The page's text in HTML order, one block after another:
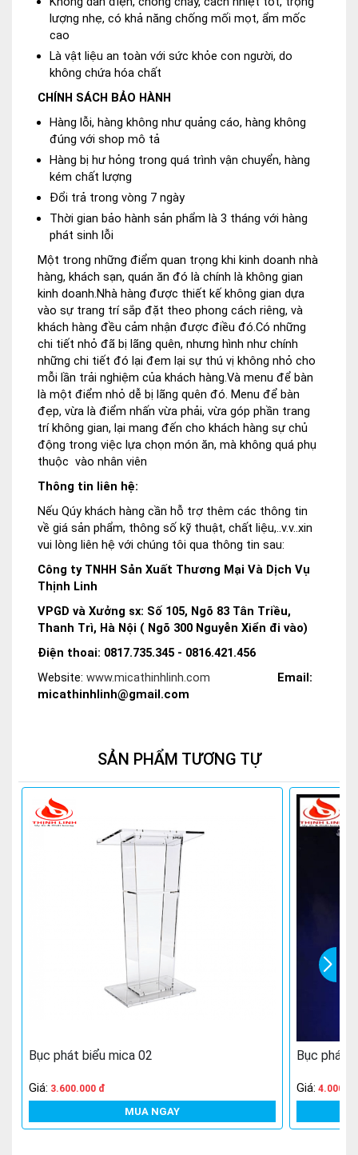
lượng nhẹ, có khả năng chống mối mọt, ẩm mốc
cao
Là vật liệu an toàn với sức khỏe con người, do
không chứa hóa chất
CHÍNH SÁCH BẢO HÀNH
Hàng lỗi, hàng không như quảng cáo, hàng không
đúng với shop mô tả
Hàng bị hư hỏng trong quá trình vận chuyển, hàng
kém chất lượng
Đổi trả trong vòng 7 ngày
Thời gian bảo hành sản phẩm là 3 tháng với hàng
phát sinh lỗi
Một trong những điểm quan trọng khi kinh doanh nhà
hàng, khách sạn, quán ăn đó là chính là không gian
kinh doanh.Nhà hàng được thiết kế không gian dựa
vào sự trang trí sắp đặt theo phong cách riêng, và
khách hàng đều cảm nhận được điều đó.Có những
chi tiết nhỏ đã bị lãng quên, nhưng hình như chính
những chi tiết đó lại đem lại sự thú vị không nhỏ cho
mỗi lần trải nghiệm của khách hàng.Và menu để bàn
là một điểm nhỏ dễ bị lãng quên đó. Menu để bàn
đẹp, vừa là điểm nhấn vừa phải, vừa góp phần trang
trí không gian, lại mang đến cho khách hàng sự chủ
động trong việc lựa chọn món ăn, mà không quá phụ
thuộc vào nhân viên
Thông tin liên hệ:
Nếu Qúy khách hàng cần hỗ trợ thêm các thông tin
về giá sản phẩm, thông số kỹ thuật, chất liệu,..v.v..xin
vui lòng liên hệ với chúng tôi qua thông tin sau:
Công ty TNHH Sản Xuất Thương Mại Và Dịch Vụ
Thịnh Linh
VPGD và Xưởng sx: Số 105, Ngõ 83 Tân Triều,
Thanh Trì, Hà Nội ( Ngõ 300 Nguyễn Xiển đi vào)
Điện thoai: 0817.735.345 - 0816.421.456
Website: www.micathinhlinh.com
Email:
micathinhlinh@gmail.com
SẢN PHẨM TƯƠNG TỰ
Bục phát biểu mica 02
Giá: 3.600.000 đ
MUA NGAY
Bục phát
Giá: